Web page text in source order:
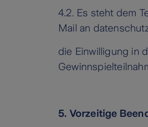
4.2. Es steht dem
Mail an
die Einwilligung in
5. Vorzeitige